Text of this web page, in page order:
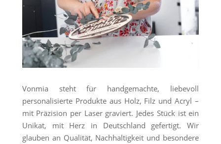
Vonmia steht für handgemachte, liebevoll
personalisierte Produkte aus Holz, Filz und Acryl –
mit Präzision per Laser graviert. Jedes Stück ist ein
Unikat, mit Herz in Deutschland gefertigt. Wir
glauben an Qualität, Nachhaltigkeit und besondere